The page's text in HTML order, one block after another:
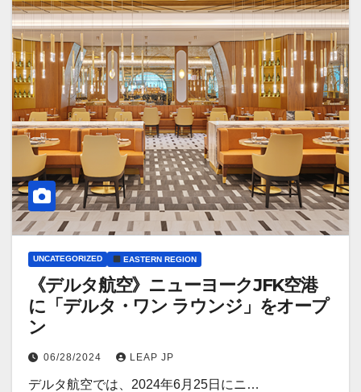
UNCATEGORIZED EASTERN REGION
《デルタ航空》ニューヨークJFK空港
に「デルタ・ワン ラウンジ」をオープ
ン
06/28/2024 LEAP JP
デルタ航空では、2024年6月25日にニ…